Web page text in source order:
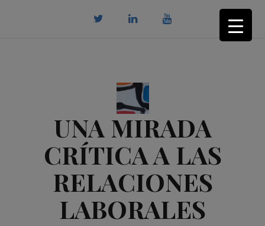
UNA MIRADA
CRÍTICA A LAS
RELACIONES
LABORALES